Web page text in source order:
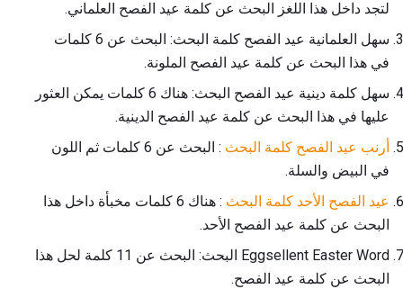
لتجد داخل هذا اللغز البحث عن كلمة عيد الفصح العلماني.
سهل العلمانية عيد الفصح كلمة البحث: البحث عن 6 كلمات
في هذا البحث عن كلمة عيد الفصح الملونة.
سهل كلمة دينية عيد الفصح البحث: هناك 6 كلمات يمكن العثور
عليها في هذا البحث عن كلمة عيد الفصح الدينية.
أرنب عيد الفصح كلمة البحث
: البحث عن 6 كلمات ثم اللون
في البيض والسلة.
عيد الفصح الأحد كلمة البحث
: هناك 6 كلمات مخبأة داخل هذا
البحث عن كلمة عيد الفصح الأحد.
Eggsellent Easter Word البحث: البحث عن 11 كلمة لحل هذا
البحث عن كلمة عيد الفصح.